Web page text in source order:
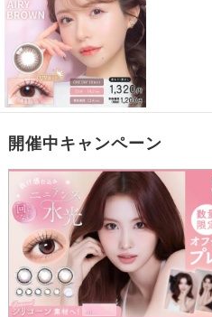
開催中キャンペーン